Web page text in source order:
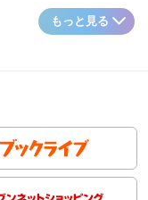
もっと見る